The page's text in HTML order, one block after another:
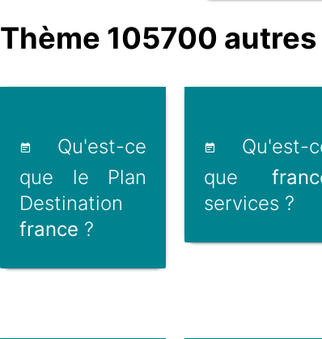
Thème 105700
Qu'est-ce
que le Plan
Destination
france ?
Qu'est-
que
services ?